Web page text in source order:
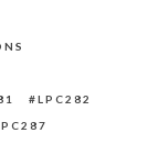
LPC282